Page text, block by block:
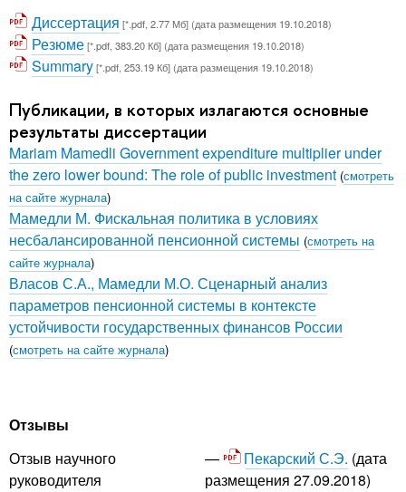
Диссертация [*.pdf, 2.77 Мб] (дата размещения 19.10.2018)
Резюме[*.pdf, 383.20 Кб] (дата размещения 19.10.2018)
Summary[*.pdf, 253.19 Кб] (дата размещения 19.10.2018)
Публикации, в которых излагаются основные
результаты диссертации
Mariam Mamedli Government expenditure multiplier under
the zero lower bound: The role of public investment (смотреть
на сайте журнала)
Мамедли М. Фискальная политика в условиях
несбалансированной пенсионной системы (смотреть на
сайте журнала)
Власов С.А., Мамедли М.О. Сценарный анализ
параметров пенсионной системы в контексте
устойчивости государственных финансов России
(смотреть на сайте журнала)
Отзывы
Отзыв научного
руководителя
Пекарский С.Э. (дата
размещения 27.09.2018)